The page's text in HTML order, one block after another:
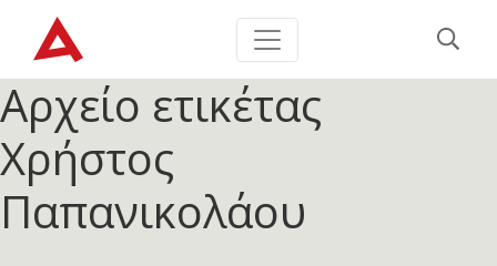
Αρχείο ετικέτας
Χρήστος
Παπανικολάου